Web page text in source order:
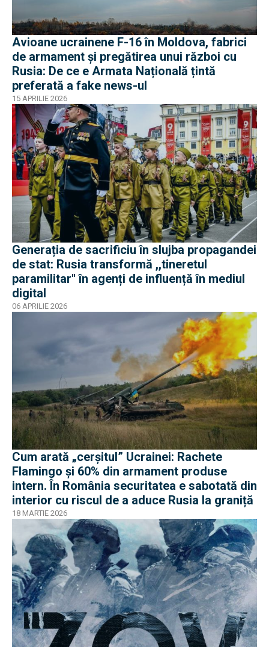
Avioane ucrainene F-16 în Moldova, fabrici
de armament și pregătirea unui război cu
Rusia: De ce e Armata Națională țintă
preferată a fake news-ul
15 APRILIE 2026
Generația de sacrificiu în slujba propagandei
de stat: Rusia transformă ,,tineretul
paramilitar'' în agenți de influență în mediul
digital
06 APRILIE 2026
Cum arată „cerșitul” Ucrainei: Rachete
Flamingo și 60% din armament produse
intern. În România securitatea e sabotată din
interior cu riscul de a aduce Rusia la graniță
18 MARTIE 2026